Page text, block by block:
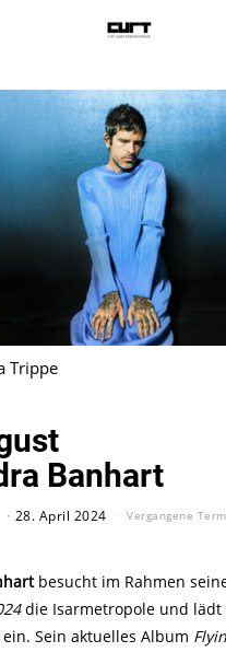
Trippe
Banhart
28. April 2024 Vergangene
besucht im Rahmen
die Isarmetropole und lädt
Sein aktuelles Album